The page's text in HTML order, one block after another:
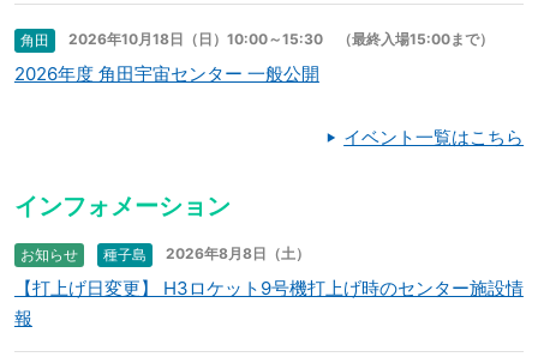
角田 2026年10月18日（日）10:00～15:30 （最終入場15:00まで）
2026年度 角田宇宙センター 一般公開
イベント一覧はこちら
インフォメーション
お知らせ 種子島 2026年8月8日（土）
【打上げ日変更】 H3ロケット9号機打上げ時のセンター施設情
報